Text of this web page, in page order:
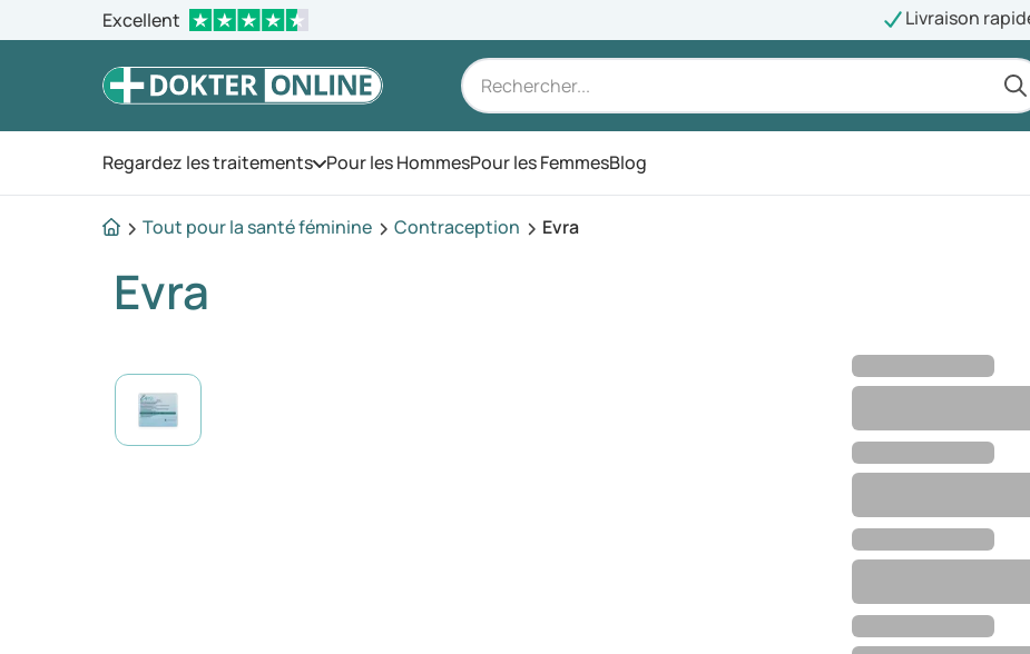
Excellent Livraison
Regardez les traitementsOuvrez le menu
Pour les HommesPour les FemmesBlog
Tout pour la santé féminine Contraception Evra
Evra